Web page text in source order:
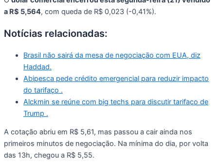
a R$ 5,564, com queda de R$ 0,023 (-0,41%).
Notícias relacionadas:
Brasil não sairá da mesa de negociação com EUA, diz
Haddad.
Abipesca pede crédito emergencial para reduzir impacto
do tarifaço .
Alckmin se reúne com big techs para discutir tarifaço de
Trump .
A cotação abriu em R$ 5,61, mas passou a cair ainda nos
primeiros minutos de negociação. Na mínima do dia, por volta
das 13h, chegou a R$ 5,55.